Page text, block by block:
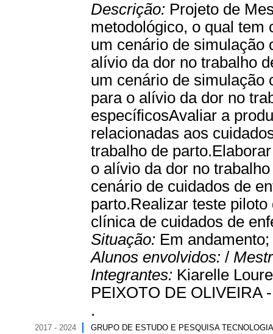
Descrição: Projeto de
metodológico, o qual tem
um cenário de simulação
alívio da dor no trabalho
um cenário de simulação
para o alívio da dor no
específicosAvaliar a
relacionadas aos
trabalho de
o alívio da dor no
cenário de cuidados de
parto.Realizar teste
clínica de cuidados de
Situação: Em andamento;
Alunos envolvidos: /
Integrantes: Kiarelle
PEIXOTO DE OLIVEIRA
.
2017 - 2024 GRUPO DE ESTUDO E PESQUISA